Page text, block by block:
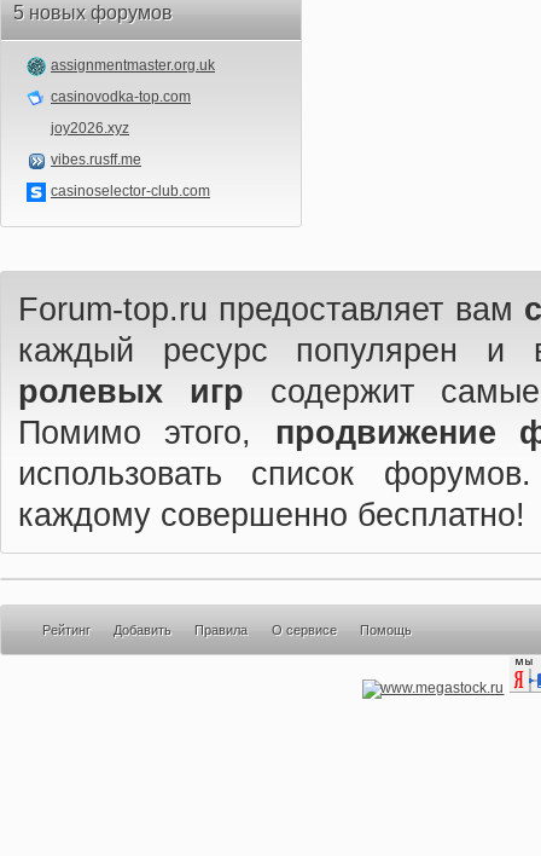
5 новых форумов
assignmentmaster.org.uk
casinovodka-top.com
joy2026.xyz
vibes.rusff.me
casinoselector-club.com
Forum-top.ru предоставляет вам
каждый ресурс популярен
ролевых игр содержит
Помимо этого, продвижение
использовать список
каждому совершенно бесплатно!
Рейтинг Добавить Правила О сервисе Помощь